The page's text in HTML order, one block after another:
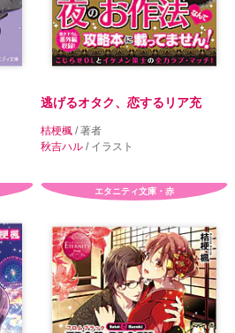
逃げるオタク、恋するリア充
桔梗楓 / 著者
秋吉ハル / イラスト
エタニティ文庫・赤